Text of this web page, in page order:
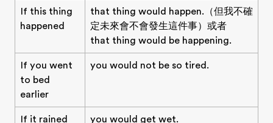
If this thing
happened
that thing would happen.（但我不確
定未來會不會發生這件事）或者
that thing would be happening.
If you went
to bed
earlier
you would not be so tired.
If it rained you would get wet.